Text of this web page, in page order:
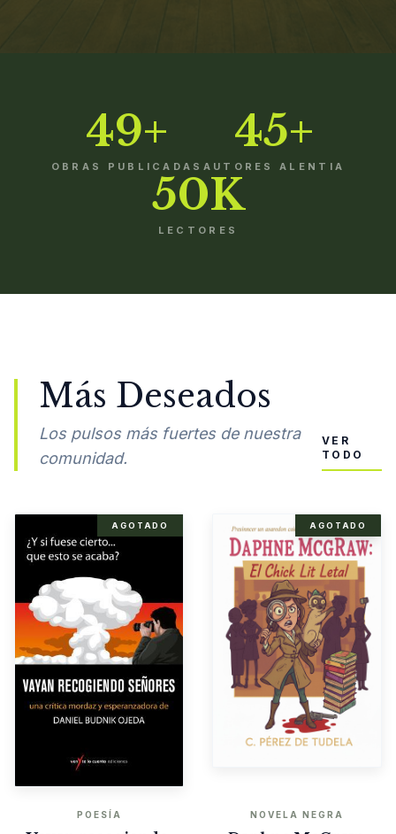
49+
OBRAS PUBLICADAS
45+
AUTORES ALENTIA
50K
LECTORES
Más Deseados
Los pulsos más fuertes de nuestra
comunidad.
VER
TODO
AGOTADO
POESÍA
AGOTADO
NOVELA NEGRA